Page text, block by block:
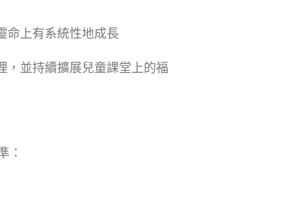
命上有系統性地成長
，並持續擴展兒童課堂上的福
：